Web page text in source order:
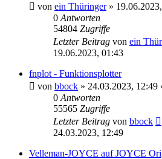
von ein Thüringer»
0 Antworten
54804 Zugriffe
Letzter Beitrag von ein
19.06.2023, 01:43
fnplot - Funktionsplotter
von bbock » 24.03.2023, 12:49
0 Antworten
55565 Zugriffe
Letzter Beitrag von bbock
24.03.2023, 12:49
Velleman-JOYCE auf JOYCE